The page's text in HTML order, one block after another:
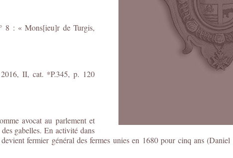
8 : « Mons[ieu]r de Turgis,
2016, II, cat. *P.345, p. 120
avocat au parlement et
gabelles. En activité dans
fermier général des fermes unies en 1680 pour cinq ans